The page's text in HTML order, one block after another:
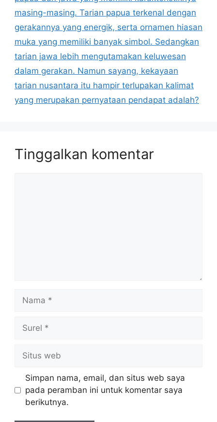
masing-masing. Tarian papua terkenal dengan
gerakannya yang energik, serta ornamen hiasan
muka yang memiliki banyak simbol. Sedangkan
tarian jawa lebih mengutamakan keluwesan
dalam gerakan. Namun sayang, kekayaan
tarian nusantara itu hampir terlupakan kalimat
yang merupakan pernyataan pendapat adalah?
Tinggalkan komentar
web
Simpan nama, email, dan situs web saya
pada peramban ini untuk komentar saya
berikutnya.